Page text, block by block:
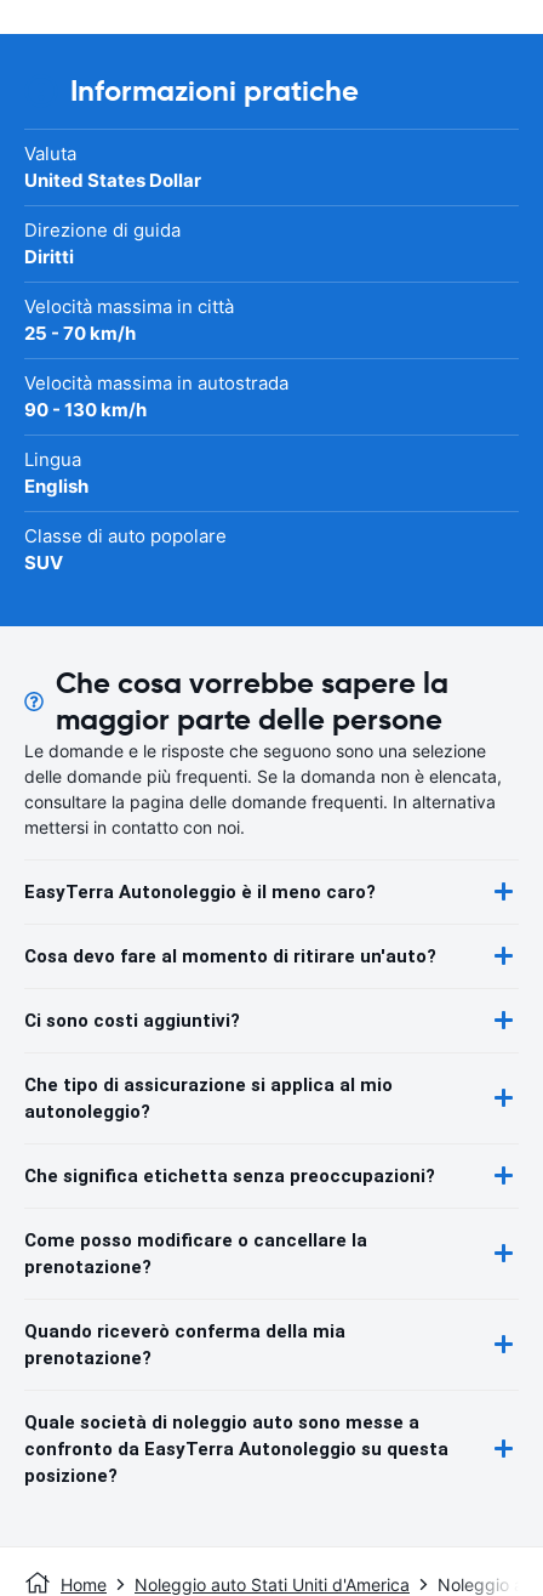
Informazioni pratiche
Valuta
United States Dollar
Direzione di guida
Diritti
Velocità massima in città
25 - 70 km/h
Velocità massima in autostrada
90 - 130 km/h
Lingua
English
Classe di auto popolare
SUV
Che cosa vorrebbe sapere la
maggior parte delle persone
Le domande e le risposte che seguono sono una selezione
delle domande più frequenti. Se la domanda non è elencata,
consultare la pagina delle domande frequenti. In alternativa
mettersi in contatto con noi.
EasyTerra Autonoleggio è il meno caro?
Cosa devo fare al momento di ritirare un'auto?
Ci sono costi aggiuntivi?
Che tipo di assicurazione si applica al mio
autonoleggio?
Che significa etichetta senza preoccupazioni?
Come posso modificare o cancellare la
prenotazione?
Quando riceverò conferma della mia
prenotazione?
Quale società di noleggio auto sono messe a
confronto da EasyTerra Autonoleggio su questa
posizione?
Home Noleggio auto Stati Uniti d'America Noleggio